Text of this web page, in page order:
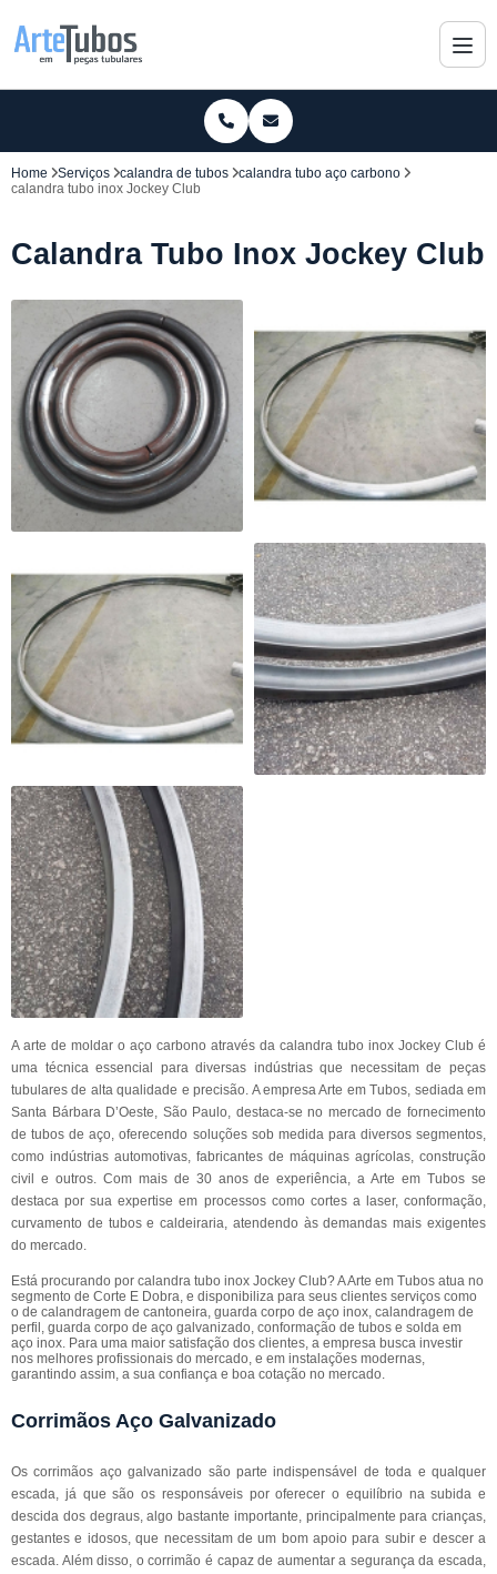
Home Serviços calandra de tubos
calandra tubo aço carbono
calandra tubo inox Jockey Club
Calandra Tubo Inox Jockey Club
A arte de moldar o aço carbono através da calandra tubo inox Jockey Club é
uma técnica essencial para diversas indústrias que necessitam de peças
tubulares de alta qualidade e precisão. A empresa Arte em Tubos, sediada em
Santa Bárbara D’Oeste, São Paulo, destaca-se no mercado de fornecimento
de tubos de aço, oferecendo soluções sob medida para diversos segmentos,
como indústrias automotivas, fabricantes de máquinas agrícolas, construção
civil e outros. Com mais de 30 anos de experiência, a Arte em Tubos se
destaca por sua expertise em processos como cortes a laser, conformação,
curvamento de tubos e caldeiraria, atendendo às demandas mais exigentes
do mercado.
Está procurando por calandra tubo inox Jockey Club? A Arte em Tubos atua no
segmento de Corte E Dobra, e disponibiliza para seus clientes serviços como
o de calandragem de cantoneira, guarda corpo de aço inox, calandragem de
perfil, guarda corpo de aço galvanizado, conformação de tubos e solda em
aço inox. Para uma maior satisfação dos clientes, a empresa busca investir
nos melhores profissionais do mercado, e em instalações modernas,
garantindo assim, a sua confiança e boa cotação no mercado.
Corrimãos Aço Galvanizado
Os corrimãos aço galvanizado são parte indispensável de toda e qualquer
escada, já que são os responsáveis por oferecer o equilíbrio na subida e
descida dos degraus, algo bastante importante, principalmente para crianças,
gestantes e idosos, que necessitam de um bom apoio para subir e descer a
escada. Além disso, o corrimão é capaz de aumentar a segurança da escada,